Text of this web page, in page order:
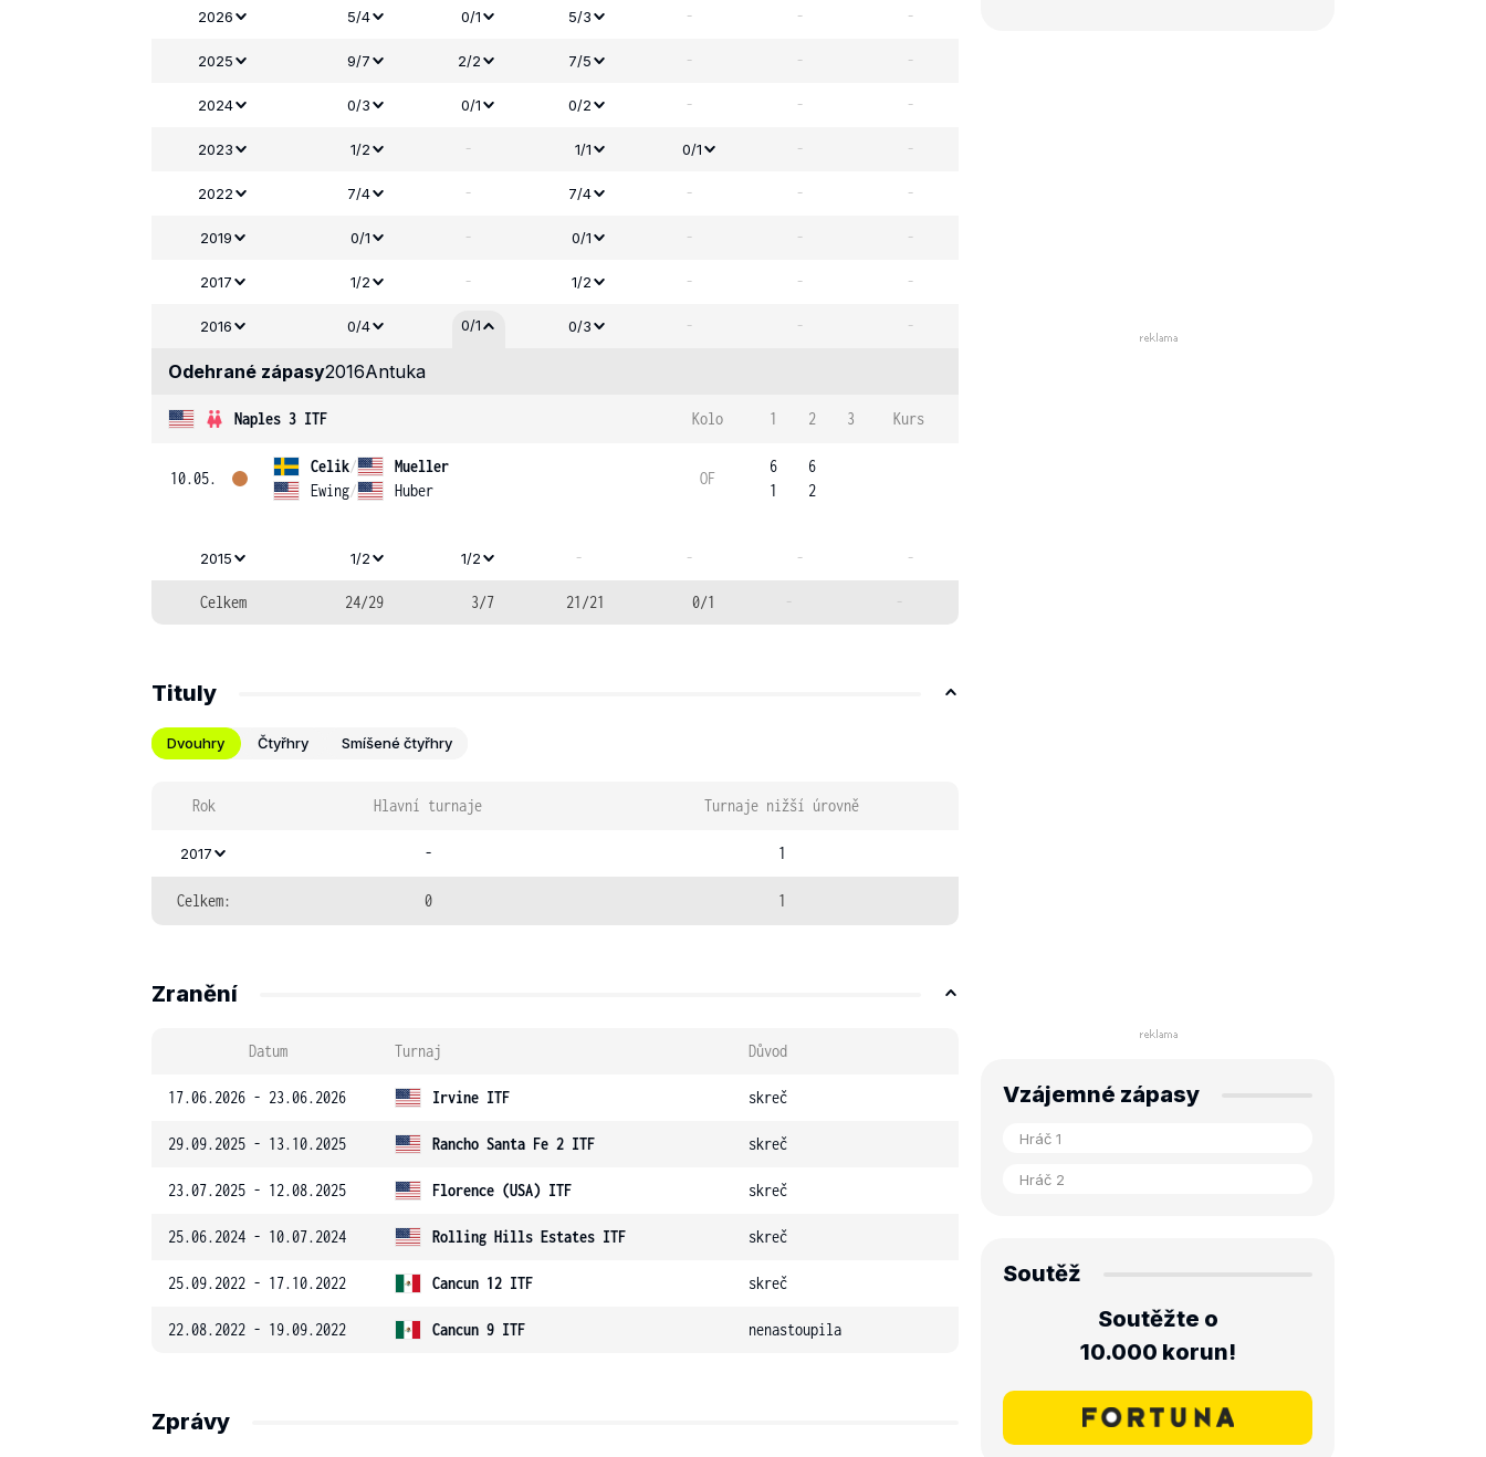
2026 5/4 0/1 5/3 - - -
2025 9/7 2/2 7/5 - - -
2024 0/3 0/1 0/2 - - -
2023 1/2 - 1/1 0/1 - -
2022 7/4 - 7/4 - - -
2019 0/1 - 0/1 - - -
2017 1/2 - 1/2 - - -
2016 0/4 0/1 0/3 - - -
Odehrané zápasy2016Antuka
Naples 3 ITF Kolo 1 2 3 Kurs
10.05.
Celik/
Mueller
Ewing/ Huber
OF
6
1
6
2
2015 1/2 1/2 - - - -
Celkem 24/29 3/7 21/21 0/1 - -
Tituly
Dvouhry Čtyřhry Smíšené čtyřhry
Rok Hlavní turnaje Turnaje nižší úrovně
2017 - 1
Celkem: 0 1
Zranění
Datum Turnaj Důvod
17.06.2026 - 23.06.2026 Irvine ITF skreč
29.09.2025 - 13.10.2025 Rancho Santa Fe 2 ITF skreč
23.07.2025 - 12.08.2025 Florence (USA) ITF skreč
25.06.2024 - 10.07.2024 Rolling Hills Estates ITF skreč
25.09.2022 - 17.10.2022 Cancun 12 ITF skreč
22.08.2022 - 19.09.2022 Cancun 9 ITF nenastoupila
Zprávy
Vzájemné zápasy
Soutěž
Soutěžte o
10.000 korun!